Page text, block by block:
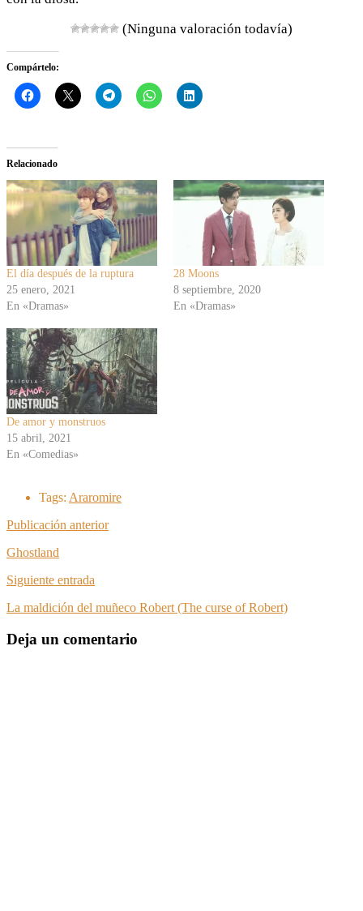
(Ninguna valoración todavía)
Compártelo:
Relacionado
El día después de la ruptura
25 enero, 2021
En «Dramas»
28 Moons
8 septiembre, 2020
En «Dramas»
De amor y monstruos
15 abril, 2021
En «Comedias»
Tags: Araromire
Publicación anterior
Ghostland
Siguiente entrada
La maldición del muñeco Robert (The curse of Robert)
Deja un comentario